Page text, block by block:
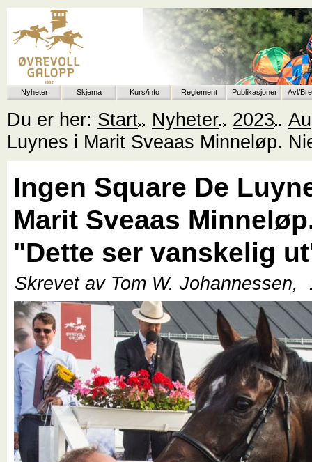
Nyheter Skjema Kurs/info Reglement Publikasjoner Avl/
Du er her: Start Nyheter 2023
Luynes i Marit Sveaas Minneløp.
Ingen Square De
Marit Sveaas
"Dette ser vanskelig
Skrevet av Tom W. Johannessen,